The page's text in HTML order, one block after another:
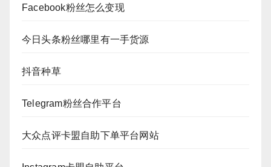
Facebook粉丝怎么变现
今日头条粉丝哪里有一手货源
抖音种草
Telegram粉丝合作平台
大众点评卡盟自助下单平台网站